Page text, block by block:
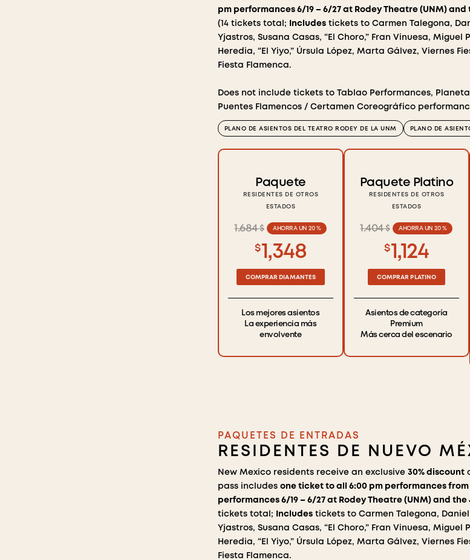
pm performances 6/19 – 6/27 at Rodey Theatre (UNM)
(14 tickets total;
Includestickets to Carmen Talegona,
Yjastros, Susana Casas, “El Choro,” Fran Vinuesa, Miguel
Heredia, “El Yiyo,” Úrsula López, Marta Gálvez, Viernes
Fiesta Flamenca.
Does not include tickets to Tablao Performances,
Puentes Flamencos / Certamen Coreográfico
PLANO DE ASIENTOS DEL TEATRO RODEY DE LA UNM PLANO DE
Paquete
RESIDENTES DE OTROS
ESTADOS
1.684 $ AHORRA UN 20 %
$1,348
COMPRAR DIAMANTES
Los mejores asientos
La experiencia más
envolvente
Paquete Platino
RESIDENTES DE OTROS
ESTADOS
1.404 $ AHORRA UN 20 %
$1,124
COMPRAR PLATINO
Asientos de categoría
Premium
Más cerca del escenario
PAQUETES DE ENTRADAS
RESIDENTES DE NUEVO
New Mexico residents receive an exclusive 30% discount
pass includes one ticket to all 6:00 pm performances from
performances 6/19 – 6/27 at Rodey Theatre (UNM) and
tickets total;
Includestickets to Carmen Talegona, Daniel
Yjastros, Susana Casas, “El Choro,” Fran Vinuesa, Miguel
Heredia, “El Yiyo,” Úrsula López, Marta Gálvez, Viernes
Fiesta Flamenca.